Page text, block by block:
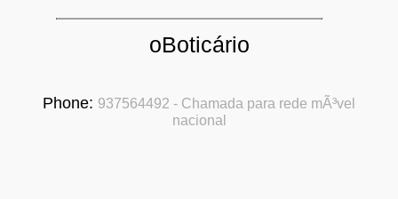
oBoticário
Phone: 937564492 - Chamada para rede mÃ³vel
nacional